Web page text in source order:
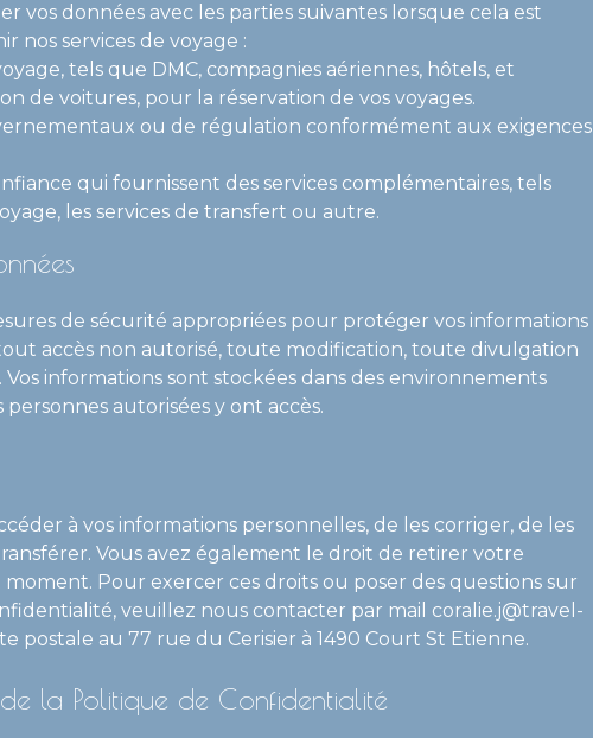
vos données avec les parties suivantes lorsque cela est
nos services de voyage :
tels que DMC, compagnies aériennes, hôtels, et
de voitures, pour la réservation de vos voyages.
ou de régulation conformément aux exigences
qui fournissent des services complémentaires, tels
les services de transfert ou autre.
de sécurité appropriées pour protéger vos informations
accès non autorisé, toute modification, toute divulgation
informations sont stockées dans des environnements
personnes autorisées y ont accès.
à vos informations personnelles, de les corriger, de les
Vous avez également le droit de retirer votre
Pour exercer ces droits ou poser des questions sur
veuillez nous contacter par mail coralie.j@travel-
postale au 77 rue du Cerisier à 1490 Court St Etienne.
la Politique de Confidentialité